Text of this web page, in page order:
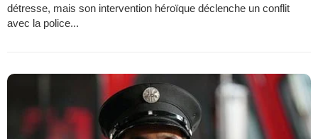
détresse, mais son intervention héroïque déclenche un conflit
avec la police...